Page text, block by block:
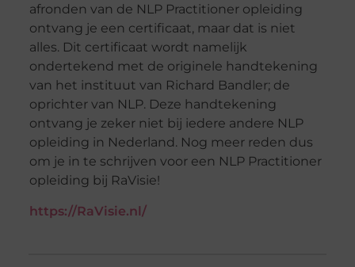
afronden van de NLP Practitioner opleiding
ontvang je een certificaat, maar dat is niet
alles. Dit certificaat wordt namelijk
ondertekend met de originele handtekening
van het instituut van Richard Bandler; de
oprichter van NLP. Deze handtekening
ontvang je zeker niet bij iedere andere NLP
opleiding in Nederland. Nog meer reden dus
om je in te schrijven voor een NLP Practitioner
opleiding bij RaVisie!
https://RaVisie.nl/